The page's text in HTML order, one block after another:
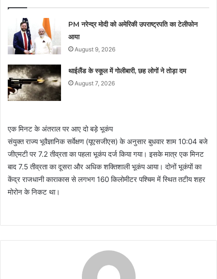
PM नरेन्‍द्र मोदी को अमेरिकी उपराष्ट्रपति का टेलीफोन
आया
August 9, 2026
थाईलैंड के स्कूल में गोलीबारी, छह लोगों ने तोड़ा दम
August 7, 2026
एक मिनट के अंतराल पर आए दो बड़े भूकंप
संयुक्त राज्य भूवैज्ञानिक सर्वेक्षण (यूएसजीएस) के अनुसार बुधवार शाम 10:04 बजे
जीएमटी पर 7.2 तीव्रता का पहला भूकंप दर्ज किया गया। इसके मात्र एक मिनट
बाद 7.5 तीव्रता का दूसरा और अधिक शक्तिशाली भूकंप आया। दोनों भूकंपों का
केंद्र राजधानी काराकास से लगभग 160 किलोमीटर पश्चिम में स्थित तटीय शहर
मोरोन के निकट था।